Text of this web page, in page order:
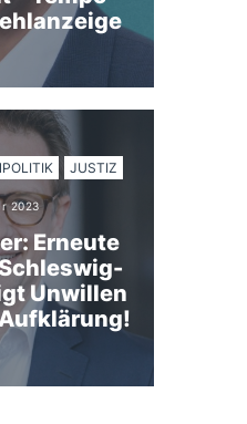
JUSTIZ
2023
Erneute
Unwillen